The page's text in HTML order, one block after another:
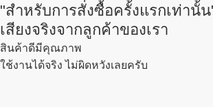
"สำหรับการสั่งซื้อครั้งแรกเท่านั้น
เสียงจริงจากลูกค้าของเรา
สินค้าดีมีคุณภาพ
ใช้งานได้จริง ไม่ผิดหวังเลยครับ